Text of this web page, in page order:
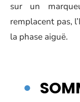
sur un
remplacent pas,
la phase aiguë.